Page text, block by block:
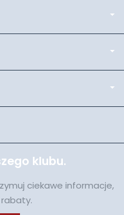
klubu.
ciekawe informacje,